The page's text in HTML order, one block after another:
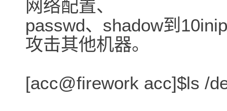
网络配置、
passwd、shadow到
攻击其他机器。
[acc@firework acc]$ls /